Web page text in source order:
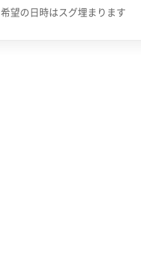
希望の日時はスグ埋まります